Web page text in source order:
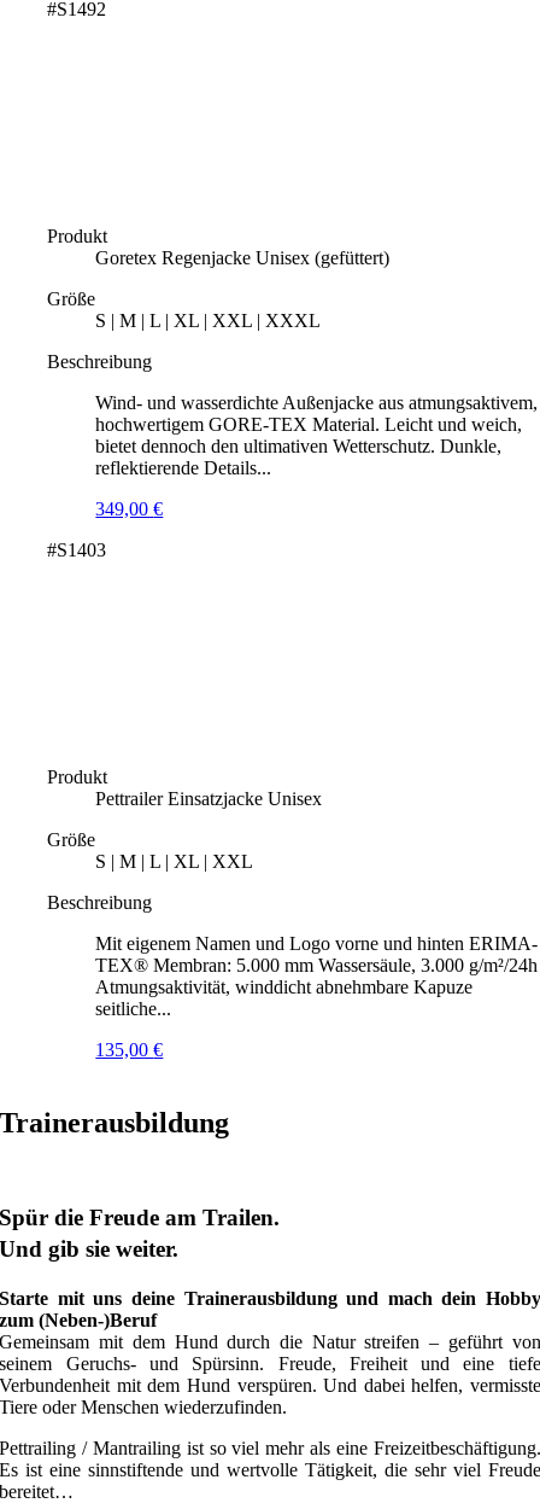
#S1492
Produkt
Goretex Regenjacke Unisex (gefüttert)
Größe
S | M | L | XL | XXL | XXXL
Beschreibung
Wind- und wasserdichte Außenjacke aus atmungsaktivem,
hochwertigem GORE-TEX Material. Leicht und weich,
bietet dennoch den ultimativen Wetterschutz. Dunkle,
reflektierende Details...
349,00€
#S1403
Produkt
Pettrailer Einsatzjacke Unisex
Größe
S | M | L | XL | XXL
Beschreibung
Mit eigenem Namen und Logo vorne und hinten ERIMA-
TEX® Membran: 5.000 mm Wassersäule, 3.000 g/m²/24h
Atmungsaktivität, winddicht abnehmbare Kapuze
seitliche...
135,00€
Trainerausbildung
Spür die Freude am Trailen.
Und gib sie weiter.
Starte mit uns deine Trainerausbildung und mach dein Hobby
zum (Neben-)Beruf
Gemeinsam mit dem Hund durch die Natur streifen – geführt von
seinem Geruchs- und Spürsinn. Freude, Freiheit und eine tiefe
Verbundenheit mit dem Hund verspüren. Und dabei helfen, vermisste
Tiere oder Menschen wiederzufinden.
Pettrailing / Mantrailing ist so viel mehr als eine Freizeitbeschäftigung.
Es ist eine sinnstiftende und wertvolle Tätigkeit, die sehr viel Freude
bereitet…